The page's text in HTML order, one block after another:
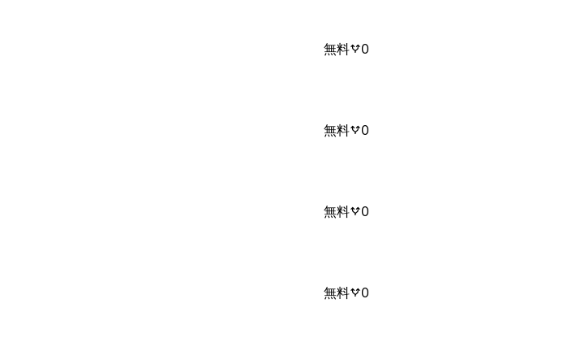
無料 0
無料 0
無料 0
無料 0